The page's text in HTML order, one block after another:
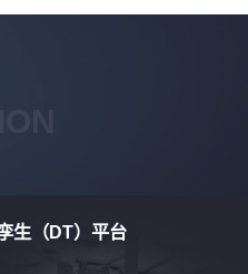
生（DT）平台